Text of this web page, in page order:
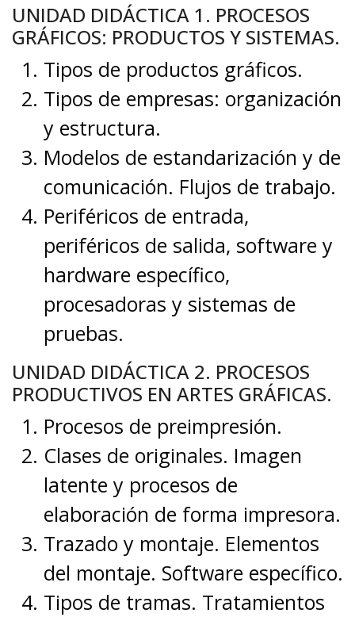
UNIDAD DIDÁCTICA 1. PROCESOS
GRÁFICOS: PRODUCTOS Y SISTEMAS.
Tipos de productos gráficos.
Tipos de empresas: organización
y estructura.
Modelos de estandarización y de
comunicación. Flujos de trabajo.
Periféricos de entrada,
periféricos de salida, software y
hardware específico,
procesadoras y sistemas de
pruebas.
UNIDAD DIDÁCTICA 2. PROCESOS
PRODUCTIVOS EN ARTES GRÁFICAS.
Procesos de preimpresión.
Clases de originales. Imagen
latente y procesos de
elaboración de forma impresora.
Trazado y montaje. Elementos
del montaje. Software específico.
Tipos de tramas. Tratamientos